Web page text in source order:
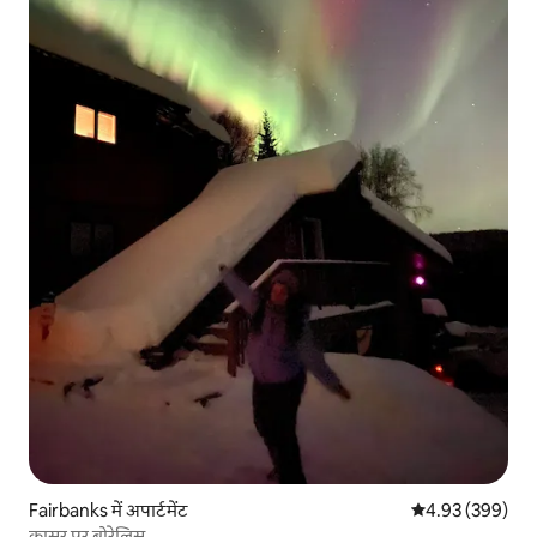
Fairbanks में अपार्टमेंट औसत रेटिंग 5 में से
4.93 (399)